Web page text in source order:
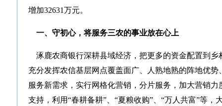
增加32631万元。
一、守初心，将服务三农的事业放在心上
涿鹿农商银行深耕县域经济，把更多的资金配置到乡
充分发挥农信基层网点覆盖面广、人熟地熟的阵地优
服务新需求，实行网格化营销，分片服务，加大营销
支持，利用“春耕备耕”、“夏粮收购”、“万人共富”等